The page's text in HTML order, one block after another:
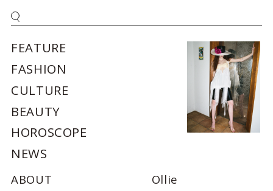
FEATURE
FASHION
CULTURE
BEAUTY
HOROSCOPE
NEWS
ABOUT
Ollie